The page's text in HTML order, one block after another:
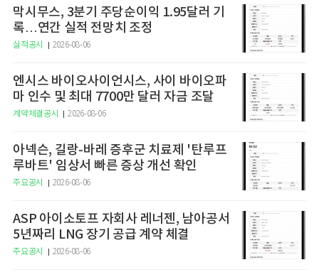
막시무스, 3분기 주당순이익 1.95달러 기
록…연간 실적 전망치 조정
실적공시 2026-08-06
엔시스 바이오사이언시스, 사이 바이오파
마 인수 및 최대 7700만 달러 자금 조달
계약체결공시 2026-08-06
아넥슨, 길랑-바레 증후군 치료제 '탄루프
루바트' 임상서 빠른 증상 개선 확인
주요공시 2026-08-06
ASP 아이소토프 자회사 레너젠, 남아공서
5년짜리 LNG 장기 공급 계약 체결
주요공시 2026-08-06